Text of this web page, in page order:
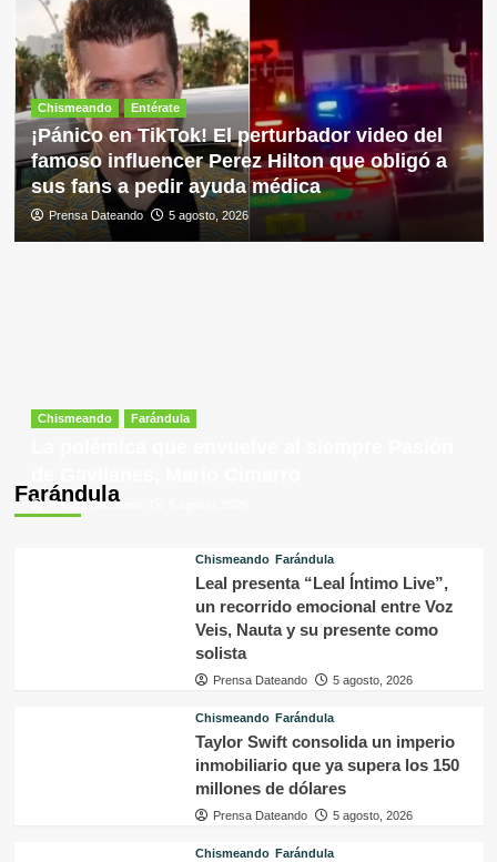
Chismeando Entérate
¡Pánico en TikTok! El perturbador video del
famoso influencer Perez Hilton que obligó a
sus fans a pedir ayuda médica
Prensa Dateando 5 agosto, 2026
Farándula
Chismeando Farándula
Prensa Dateando
Chismeando Farándula
Leal presenta “Leal Íntimo Live”,
un recorrido emocional entre Voz
Veis, Nauta y su presente como
solista
Prensa Dateando 5 agosto, 2026
Chismeando Farándula
Taylor Swift consolida un imperio
inmobiliario que ya supera los 150
millones de dólares
Prensa Dateando 5 agosto, 2026
Chismeando Farándula